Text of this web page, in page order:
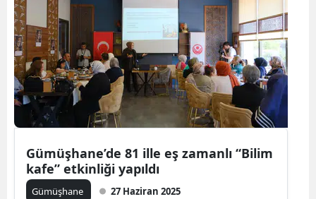
Uşak
Van
Yozgat
Zonguldak
Aksaray
Bayburt
Karaman
Gümüşhane’de 81 ille eş zamanlı “Bilim
kafe” etkinliği yapıldı
Gümüşhane 27 Haziran 2025